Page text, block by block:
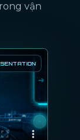
vận